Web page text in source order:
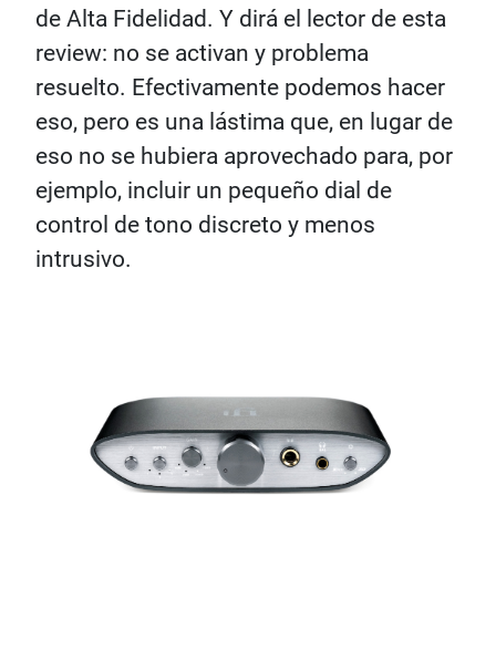
de Alta Fidelidad. Y dirá el lector de esta
review: no se activan y problema
resuelto. Efectivamente podemos hacer
eso, pero es una lástima que, en lugar de
eso no se hubiera aprovechado para, por
ejemplo, incluir un pequeño dial de
control de tono discreto y menos
intrusivo.